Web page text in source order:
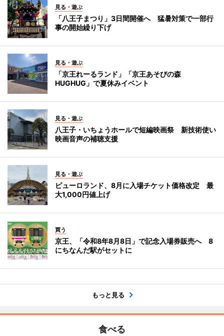
見る・遊ぶ
「八王子まつり」3日間開催へ 猛暑対策で一部行
事の開始繰り下げ
見る・遊ぶ
「京王れーるランド」「京王あそびの森
HUGHUG」で夏休みイベント
見る・遊ぶ
八王子・いちょうホールで短編映画祭 新技術使い
映画音声の補聴支援
見る・遊ぶ
ピューロランド、8月に入場チケット価格改定 最
大1,000円値上げ
買う
京王、「令和8年8月8日」で記念入場券販売へ 8
にちなんだ駅がセットに
もっと見る
食べる